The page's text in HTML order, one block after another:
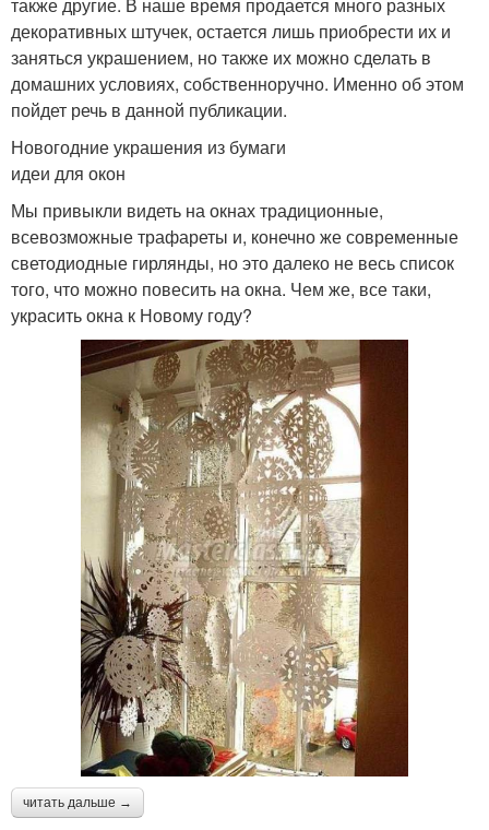
декоративных штучек, остается лишь приобрести их и
заняться украшением, но также их можно сделать в
домашних условиях, собственноручно. Именно об этом
пойдет речь в данной публикации.
Новогодние украшения из бумаги
идеи для окон
Мы привыкли видеть на окнах традиционные,
всевозможные трафареты и, конечно же современные
светодиодные гирлянды, но это далеко не весь список
того, что можно повесить на окна. Чем же, все таки,
украсить окна к Новому году?
читать дальше →